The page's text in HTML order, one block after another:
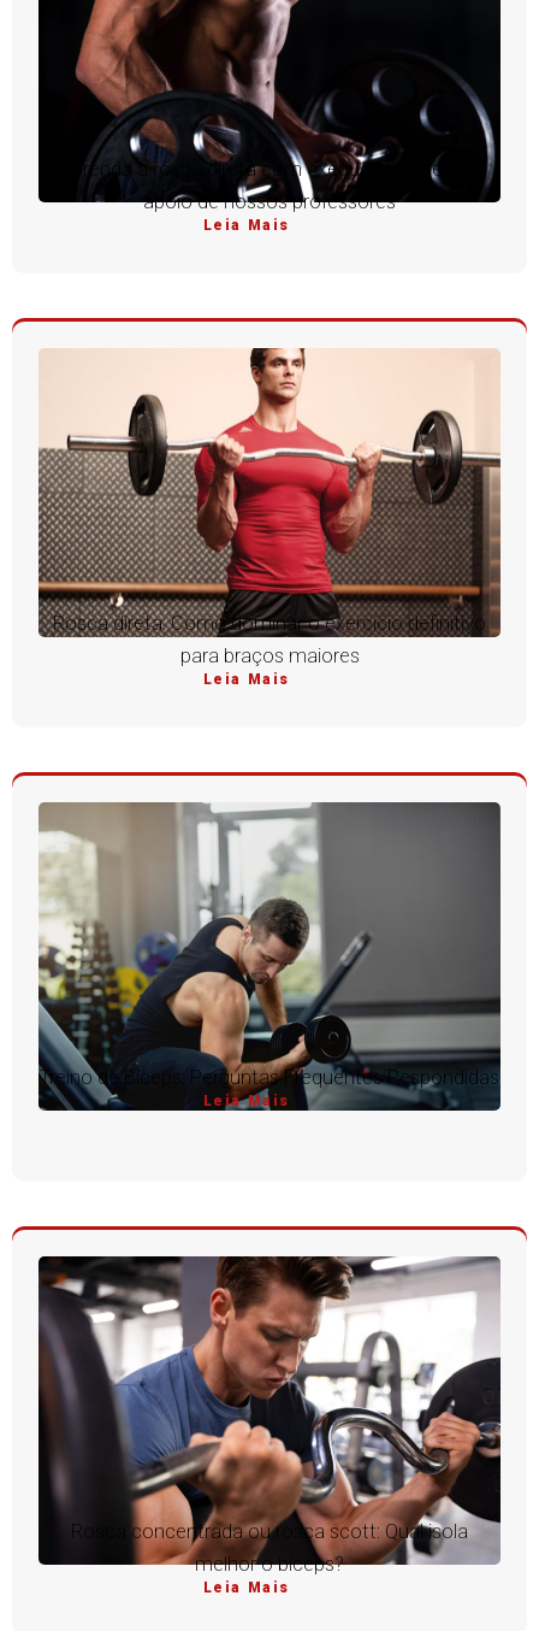
Aprenda a rosca direta com execução perfeita e
apoio de nossos professores
Leia Mais
Rosca direta: Como dominar o exercício definitivo
para braços maiores
Leia Mais
Treino de Bíceps: Perguntas Frequentes Respondidas
Leia Mais
Rosca concentrada ou rosca scott: Qual isola
melhor o bíceps?
Leia Mais